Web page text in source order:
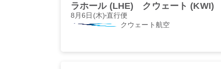
ラホール (LHE) クウェート (KWI)
8月6日(木) 直行便
クウェート航空